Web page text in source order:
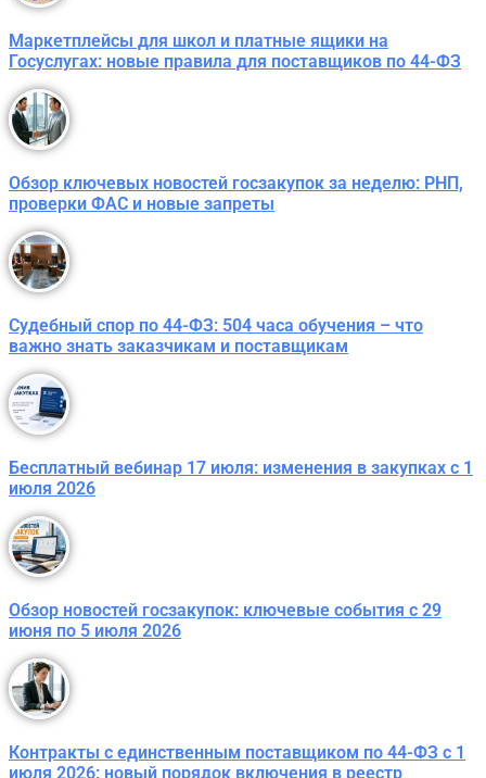
Маркетплейсы для школ и платные ящики на
Госуслугах: новые правила для поставщиков по 44-ФЗ
Обзор ключевых новостей госзакупок за неделю: РНП,
проверки ФАС и новые запреты
Судебный спор по 44-ФЗ: 504 часа обучения – что
важно знать заказчикам и поставщикам
Бесплатный вебинар 17 июля: изменения в закупках с 1
июля 2026
Обзор новостей госзакупок: ключевые события с 29
июня по 5 июля 2026
Контракты с единственным поставщиком по 44-ФЗ с 1
июля 2026: новый порядок включения в реестр